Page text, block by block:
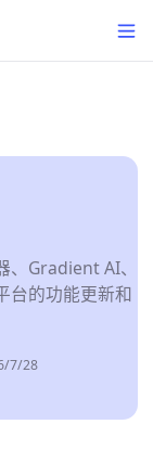
Gradient AI、
台的功能更新和
7/28